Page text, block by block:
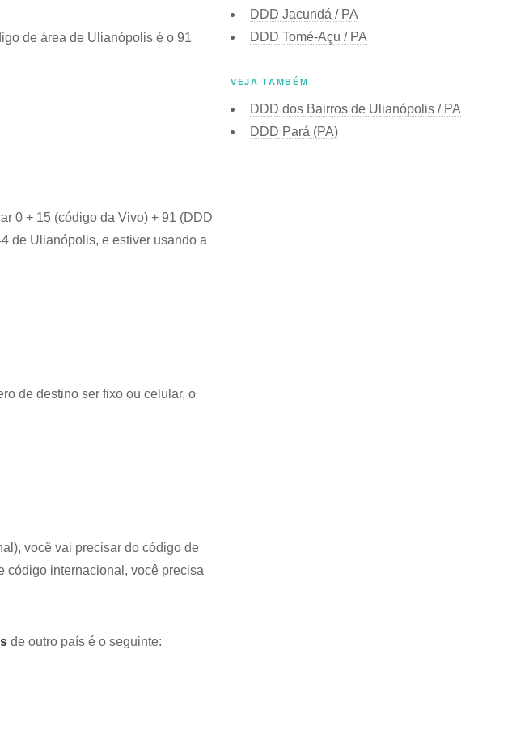
de área de Ulianópolis é o 91
0 + 15 (código da Vivo) + 91 (DDD
de Ulianópolis, e estiver usando a
de destino ser fixo ou celular, o
você vai precisar do código de
código internacional, você precisa
de outro país é o seguinte:
DDD Jacundá / PA
DDD Tomé-Açu / PA
VEJA TAMBÉM
DDD dos Bairros de Ulianópolis / PA
DDD Pará (PA)